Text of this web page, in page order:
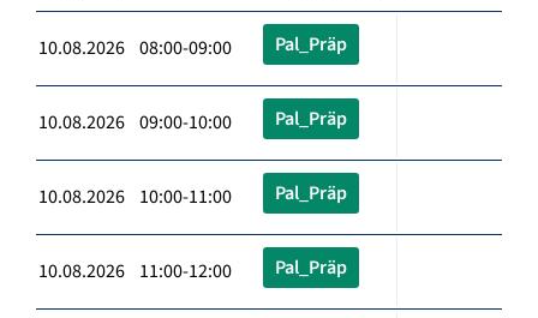
10.08.2026 08:00-09:00 Pal_Präp
10.08.2026 09:00-10:00 Pal_Präp
10.08.2026 10:00-11:00 Pal_Präp
10.08.2026 11:00-12:00 Pal_Präp